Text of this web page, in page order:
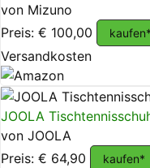
von Mizuno
Preis: € 100,00
kaufen*
Versandkosten
JOOLA
von JOOLA
Preis: € 64,90
kaufen*